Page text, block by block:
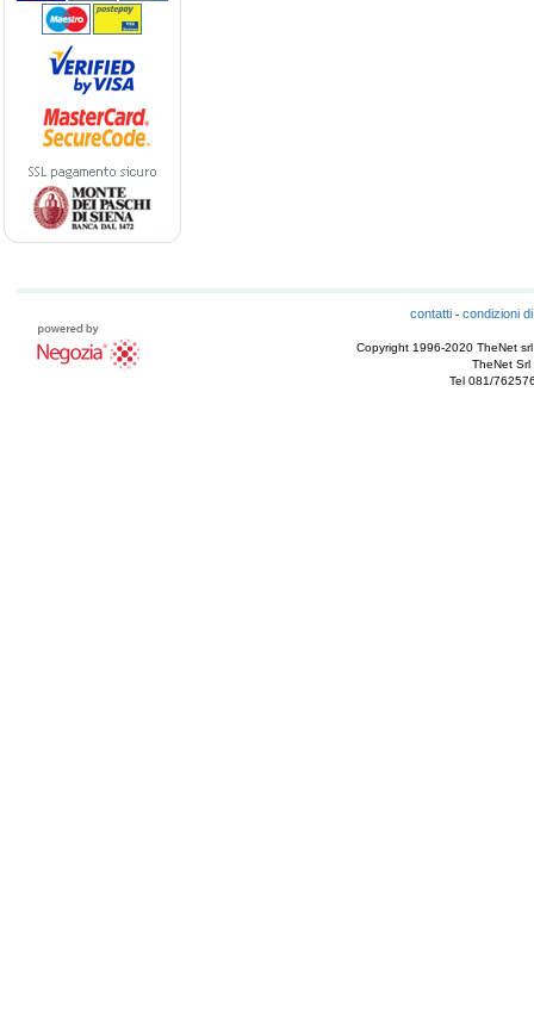
contatti- condizioni
Copyright 1996-2020 TheNet
TheNet Srl
Tel 081/